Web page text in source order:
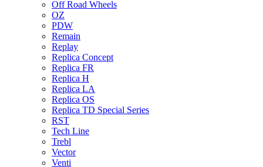
Off Road Wheels
OZ
PDW
Remain
Replay
Replica Concept
Replica FR
Replica H
Replica LA
Replica OS
Replica TD Special Series
RST
Tech Line
Trebl
Vector
Venti